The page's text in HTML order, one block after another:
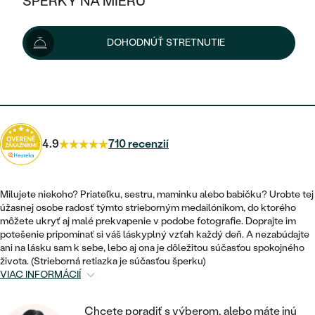
KOMBINOVANÉ ZLATO
PODĽA ŠTÝLU
ETERNITY
VINTAGE
NETRADIČNÉ
POSTRANNÉ DRAHOKAMY
HALO
VINTAGE
SET ZÁSNUBNÉHO PRSTEŇA A
NETRADIČNÉ
ZOSTAVTE SI PRSTEŇ
VÝPREDAJ
ŠPERKY ČO POMÁHAJÚ
PODĽA TYPU
NÁUŠNICE
PRSTENE
PRÍVESKY
NÁRAMKY
SETY
PÁNSKE ŠPERKY
PLATINOVÉ
NAPICHOVACIE
KRUHOVÉ
MINIMALISTICKÉ
VISIACE
SOLITÉR
ZLATÉ
STRIEBORNÉ
PODĽA ŠTÝLU
SOLITÉR
NARODENIE DIEŤAŤA
PERSONALIZOVANÉ
SO ZNAMENÍM ZVEROKRUHU
MINIMALISTICKÉ
VÝPREDAJ
ZLATÉ
STRIEBORNÉ
PODĽA ŠTÝLU
ETERNITY
MINIMALISTICKÉ
DOHODNÚŤ STRETNUTIE
83 €
Možnosti doručenia
4.9 710 recenzií
Milujete niekoho? Priateľku, sestru, maminku alebo babičku? Urobte tej
úžasnej osobe radosť týmto strieborným medailónikom, do ktorého
môžete ukryť aj malé prekvapenie v podobe fotografie. Doprajte im
potešenie pripomínať si váš láskyplný vzťah každý deň. A nezabúdajte
ani na lásku sam k sebe, lebo aj ona je dôležitou súčasťou spokojného
života. (Strieborná retiazka je súčasťou šperku)
VIAC INFORMÁCIÍ
Chcete poradiť s výberom, alebo máte inú